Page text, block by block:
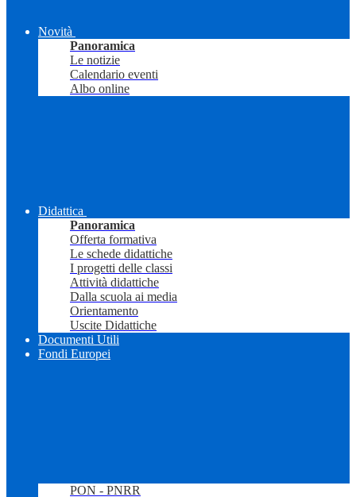
Novità
Panoramica
Le notizie
Calendario eventi
Albo online
Didattica
Panoramica
Offerta formativa
Le schede didattiche
I progetti delle classi
Attività didattiche
Dalla scuola ai media
Orientamento
Uscite Didattiche
Documenti Utili
Fondi Europei
PON - PNRR